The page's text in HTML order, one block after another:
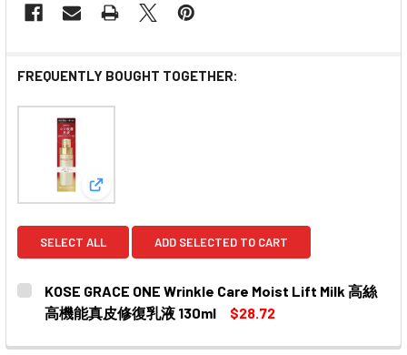
FREQUENTLY BOUGHT TOGETHER:
View: KOSE GRACE ONE Wrinkle Care Moist Lift
SELECT ALL ADD SELECTED TO CART
KOSE GRACE ONE Wrinkle Care Moist Lift Milk 高絲
高機能真皮修復乳液 130ml
$28.72